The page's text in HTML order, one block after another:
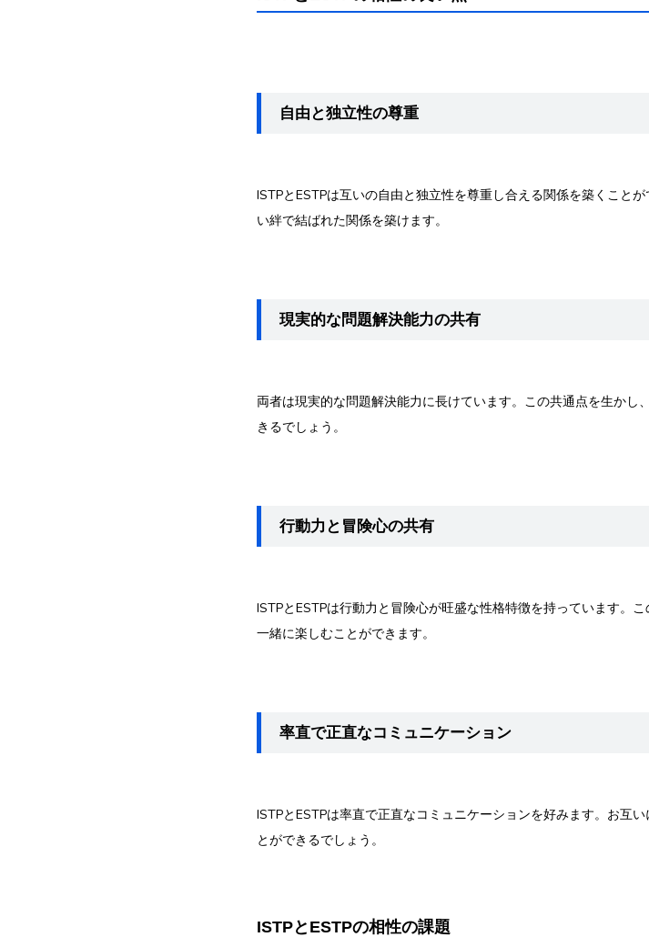
自由と独立性の尊重
ISTPとESTPは互いの自由と独立性を尊重し合える関係を築くこと
い絆で結ばれた関係を築けます。
現実的な問題解決能力の共有
両者は現実的な問題解決能力に長けています。この共通点を生か
きるでしょう。
行動力と冒険心の共有
ISTPとESTPは行動力と冒険心が旺盛な性格特徴を持っています。
一緒に楽しむことができます。
率直で正直なコミュニケーション
ISTPとESTPは率直で正直なコミュニケーションを好みます。お互
とができるでしょう。
ISTPとESTPの相性の課題